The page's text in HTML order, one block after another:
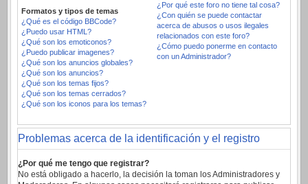
Formatos y tipos de temas
¿Qué es el código BBCode?
¿Puedo usar HTML?
¿Qué son los emoticonos?
¿Puedo publicar imagenes?
¿Qué son los anuncios globales?
¿Qué son los anuncios?
¿Qué son los temas fijos?
¿Qué son los temas cerrados?
¿Qué son los iconos para los temas?
¿Por qué este foro no tiene tal cosa?
¿Con quién se puede contactar
acerca de abusos o usos ilegales
relacionados con este foro?
¿Cómo puedo ponerme en contacto
con un Administrador?
Problemas acerca de la identificación y el registro
¿Por qué me tengo que registrar?
No está obligado a hacerlo, la decisión la toman los Administradores y